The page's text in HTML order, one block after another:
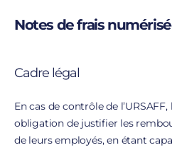
Notes de frais
Cadre légal
En cas de contrôle de
obligation de justifier les
de leurs employés, en étant